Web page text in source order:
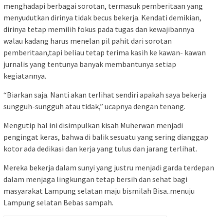
menghadapi berbagai sorotan, termasuk pemberitaan yang
menyudutkan dirinya tidak becus bekerja. Kendati demikian,
dirinya tetap memilih fokus pada tugas dan kewajibannya
walau kadang harus menelan pil pahit dari sorotan
pemberitaan,tapi beliau tetap terima kasih ke kawan- kawan
jurnalis yang tentunya banyak membantunya setiap
kegiatannya.
“Biarkan saja. Nanti akan terlihat sendiri apakah saya bekerja
sungguh-sungguh atau tidak,” ucapnya dengan tenang.
Mengutip hal ini disimpulkan kisah Muherwan menjadi
pengingat keras, bahwa di balik sesuatu yang sering dianggap
kotor ada dedikasi dan kerja yang tulus dan jarang terlihat.
Mereka bekerja dalam sunyi yang justru menjadi garda terdepan
dalam menjaga lingkungan tetap bersih dan sehat bagi
masyarakat Lampung selatan maju bismilah Bisa..menuju
Lampung selatan Bebas sampah.